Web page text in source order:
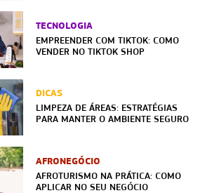
TECNOLOGIA
EMPREENDER COM TIKTOK: COMO
VENDER NO TIKTOK SHOP
DICAS
LIMPEZA DE ÁREAS: ESTRATÉGIAS
PARA MANTER O AMBIENTE SEGURO
AFRONEGÓCIO
AFROTURISMO NA PRÁTICA: COMO
APLICAR NO SEU NEGÓCIO